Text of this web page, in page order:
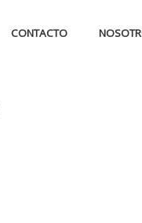
CONTACTO